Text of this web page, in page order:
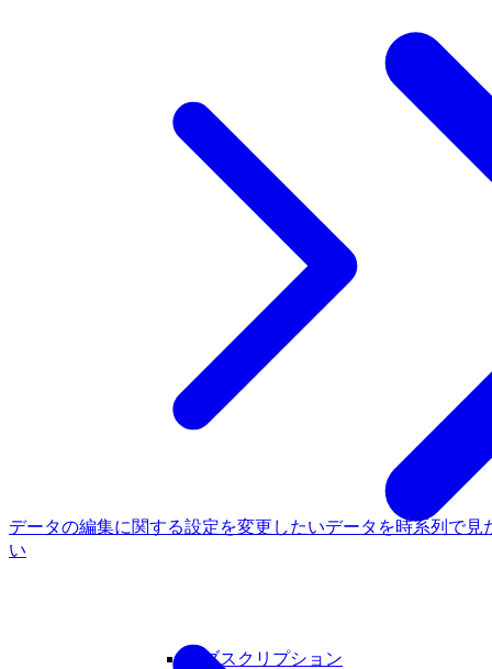
サブスクリプション
データの編集に関する設定を変更したいデータを時系列で見
い